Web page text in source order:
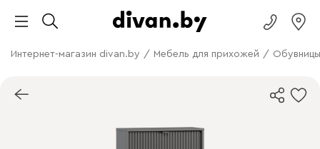
Интернет-магазин divan.by / Мебель для прихожей / Обувницы